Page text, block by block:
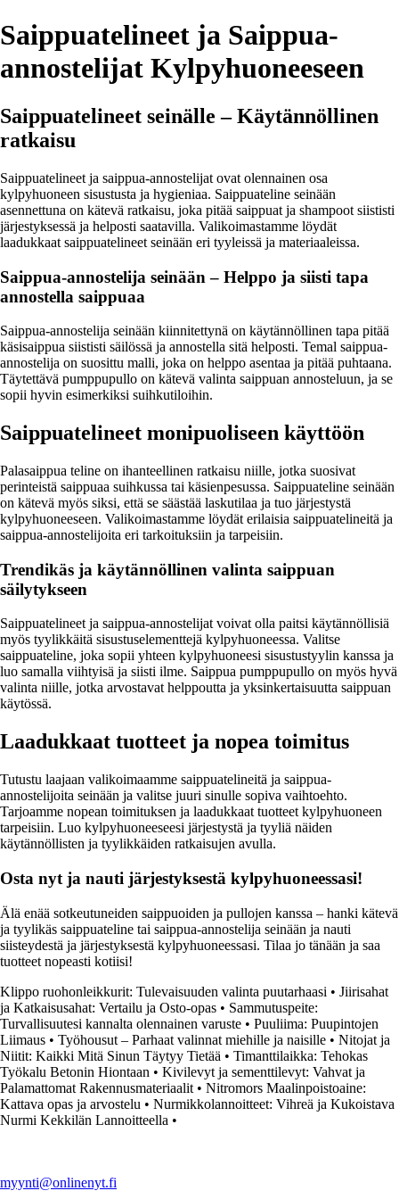
Saippuatelineet ja Saippua-
annostelijat Kylpyhuoneeseen
Saippuatelineet seinälle – Käytännöllinen
ratkaisu
Saippuatelineet ja saippua-annostelijat ovat olennainen osa
kylpyhuoneen sisustusta ja hygieniaa. Saippuateline seinään
asennettuna on kätevä ratkaisu, joka pitää saippuat ja shampoot siististi
järjestyksessä ja helposti saatavilla. Valikoimastamme löydät
laadukkaat saippuatelineet seinään eri tyyleissä ja materiaaleissa.
Saippua-annostelija seinään – Helppo ja siisti tapa
annostella saippuaa
Saippua-annostelija seinään kiinnitettynä on käytännöllinen tapa pitää
käsisaippua siististi säilössä ja annostella sitä helposti. Temal saippua-
annostelija on suosittu malli, joka on helppo asentaa ja pitää puhtaana.
Täytettävä pumppupullo on kätevä valinta saippuan annosteluun, ja se
sopii hyvin esimerkiksi suihkutiloihin.
Saippuatelineet monipuoliseen käyttöön
Palasaippua teline on ihanteellinen ratkaisu niille, jotka suosivat
perinteistä saippuaa suihkussa tai käsienpesussa. Saippuateline seinään
on kätevä myös siksi, että se säästää laskutilaa ja tuo järjestystä
kylpyhuoneeseen. Valikoimastamme löydät erilaisia saippuatelineitä ja
saippua-annostelijoita eri tarkoituksiin ja tarpeisiin.
Trendikäs ja käytännöllinen valinta saippuan
säilytykseen
Saippuatelineet ja saippua-annostelijat voivat olla paitsi käytännöllisiä
myös tyylikkäitä sisustuselementtejä kylpyhuoneessa. Valitse
saippuateline, joka sopii yhteen kylpyhuoneesi sisustustyylin kanssa ja
luo samalla viihtyisä ja siisti ilme. Saippua pumppupullo on myös hyvä
valinta niille, jotka arvostavat helppoutta ja yksinkertaisuutta saippuan
käytössä.
Laadukkaat tuotteet ja nopea toimitus
Tutustu laajaan valikoimaamme saippuatelineitä ja saippua-
annostelijoita seinään ja valitse juuri sinulle sopiva vaihtoehto.
Tarjoamme nopean toimituksen ja laadukkaat tuotteet kylpyhuoneen
tarpeisiin. Luo kylpyhuoneeseesi järjestystä ja tyyliä näiden
käytännöllisten ja tyylikkäiden ratkaisujen avulla.
Osta nyt ja nauti järjestyksestä kylpyhuoneessasi!
Älä enää sotkeutuneiden saippuoiden ja pullojen kanssa – hanki kätevä
ja tyylikäs saippuateline tai saippua-annostelija seinään ja nauti
siisteydestä ja järjestyksestä kylpyhuoneessasi. Tilaa jo tänään ja saa
tuotteet nopeasti kotiisi!
Klippo ruohonleikkurit: Tulevaisuuden valinta puutarhaasi • Jiirisahat
ja Katkaisusahat: Vertailu ja Osto-opas • Sammutuspeite:
Turvallisuutesi kannalta olennainen varuste • Puuliima: Puupintojen
Liimaus • Työhousut – Parhaat valinnat miehille ja naisille • Nitojat ja
Niitit: Kaikki Mitä Sinun Täytyy Tietää • Timanttilaikka: Tehokas
Työkalu Betonin Hiontaan • Kivilevyt ja sementtilevyt: Vahvat ja
Palamattomat Rakennusmateriaalit • Nitromors Maalinpoistoaine:
Kattava opas ja arvostelu • Nurmikkolannoitteet: Vihreä ja Kukoistava
Nurmi Kekkilän Lannoitteella •
myynti@onlinenyt.fi